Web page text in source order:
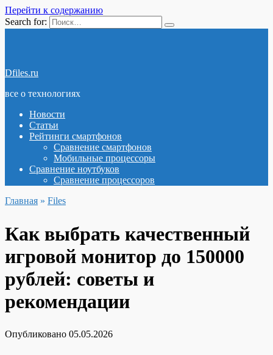
Перейти к содержанию
Search for:
Dfiles.ru
все о технологиях
Новости
Статьи
Рейтинги смартфонов
Сравнение смартфонов
Мобильные процессоры
Сравнение ноутбуков
Сравнение процессоров
Главная » Files
Как выбрать качественный
игровой монитор до 150000
рублей: советы и
рекомендации
Опубликовано 05.05.2026